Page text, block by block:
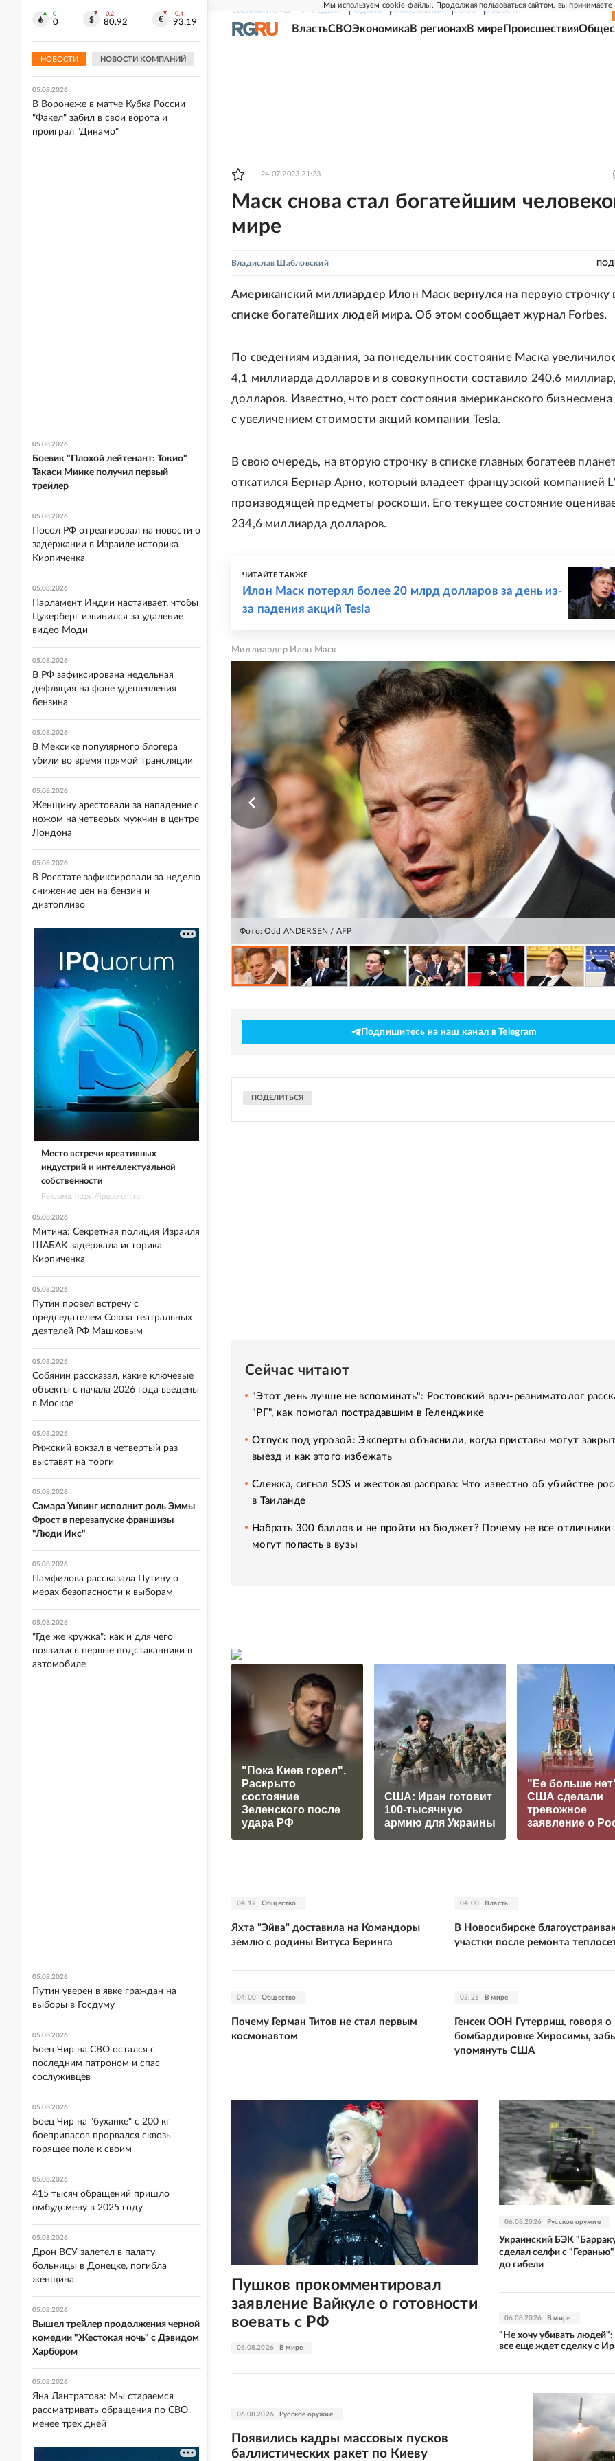
Мы используем cookie-файлы. Продолжая пользоваться сайтом, вы принимаете
СВЕЖИЙ НОМЕР РГ-НЕДЕЛЯ РОДИНА ПРИЛОЖЕНИЯ СОЮЗ НОВОСТИ
ВластьСВОЭкономикаВ регионахВ мире Происшествия
24.07.2023 21:23
Маск снова стал богатейшим
мире
Владислав Шабловский
Американский миллиардер Илон Маск вернулся на первую строчку
списке богатейших людей мира. Об этом сообщает журнал Forbes.
По сведениям издания, за понедельник состояние Маска
4,1 миллиарда долларов и в совокупности составило 240,6
долларов. Известно, что рост состояния американского бизнесмена
с увеличением стоимости акций компании Tesla.
В свою очередь, на вторую строчку в списке главных богатеев
откатился Бернар Арно, который владеет французской компанией
производящей предметы роскоши. Его текущее состояние
234,6 миллиарда долларов.
ЧИТАЙТЕ ТАКЖЕ
Илон Маск потерял более 20 млрд долларов за день из-
за падения акций Tesla
Миллиардер Илон Маск
Фото: Odd ANDERSEN / AFP
Подпишитесь на наш канал в Telegram
ПОДЕЛИТЬСЯ
Сейчас читают
"Этот день лучше не вспоминать": Ростовский врач-реаниматолог
"РГ", как помогал пострадавшим в Геленджике
Отпуск под угрозой: Эксперты объяснили, когда приставы могут
выезд и как этого избежать
Слежка, сигнал SOS и жестокая расправа: Что известно об убийстве
в Таиланде
Набрать 300 баллов и не пройти на бюджет? Почему не все отличники
могут попасть в вузы
"Пока Киев горел".
Раскрыто
состояние
Зеленского после
удара РФ
США: Иран готовит
100-тысячную
армию для Украины
"Ее больше
США сделали
тревожное
заявление о
04:12 Общество
Яхта "Эйва" доставила на Командоры
землю с родины Витуса Беринга
04:00 Власть
В Новосибирске
участки после ремонта
04:00 Общество
Почему Герман Титов не стал первым
космонавтом
03:25 В мире
Генсек ООН Гутерриш, говоря о
бомбардировке Хиросимы,
упомянуть США
06.08.2026 В мире
Пушков прокомментировал
заявление Вайкуле о готовности
воевать с РФ
06.08.2026 Русское оружие
Украинский БЭК
сделал селфи с "Геранью"
до гибели
06.08.2026 В мире
"Не хочу убивать людей":
все еще ждет сделку с
06.08.2026 Русское оружие
Появились кадры массовых пусков
баллистических ракет по Киеву
0
0
-0.2
80.92
-0.4
93.19
НОВОСТИ НОВОСТИ КОМПАНИЙ
05.08.2026
Воронеже
05.08.2026
В Воронеже в матче Кубка России
"Факел" забил в свои ворота и
проиграл "Динамо"
05.08.2026
Боевик "Плохой лейтенант: Токио"
Такаси Миике получил первый
трейлер
05.08.2026
Посол РФ отреагировал на новости о
задержании в Израиле историка
Кирпиченка
05.08.2026
Парламент Индии настаивает, чтобы
Цукерберг извинился за удаление
видео Моди
05.08.2026
В РФ зафиксирована недельная
дефляция на фоне удешевления
бензина
05.08.2026
В Мексике популярного блогера
убили во время прямой трансляции
05.08.2026
Женщину арестовали за нападение с
ножом на четверых мужчин в центре
Лондона
05.08.2026
В Росстате зафиксировали за неделю
снижение цен на бензин и
дизтопливо
Место встречи креативных
индустрий и интеллектуальной
собственности
Реклама. https://ipquorum.ru
05.08.2026
Митина: Секретная полиция Израиля
ШАБАК задержала историка
Кирпиченка
05.08.2026
Путин провел встречу с
председателем Союза театральных
деятелей РФ Машковым
05.08.2026
Собянин рассказал, какие ключевые
объекты с начала 2026 года введены
в Москве
05.08.2026
Рижский вокзал в четвертый раз
выставят на торги
05.08.2026
Самара Уивинг исполнит роль Эммы
Фрост в перезапуске франшизы
"Люди Икс"
05.08.2026
Памфилова рассказала Путину о
мерах безопасности к выборам
05.08.2026
"Где же кружка": как и для чего
появились первые подстаканники в
автомобиле
05.08.2026
Путин уверен в явке граждан на
выборы в Госдуму
05.08.2026
Боец Чир на СВО остался с
последним патроном и спас
сослуживцев
05.08.2026
Боец Чир на "буханке" с 200 кг
боеприпасов прорвался сквозь
горящее поле к своим
05.08.2026
415 тысяч обращений пришло
омбудсмену в 2025 году
05.08.2026
Дрон ВСУ залетел в палату
больницы в Донецке, погибла
женщина
05.08.2026
Вышел трейлер продолжения черной
комедии "Жестокая ночь" с Дэвидом
Харбором
05.08.2026
Яна Лантратова: Мы стараемся
рассматривать обращения по СВО
менее трех дней